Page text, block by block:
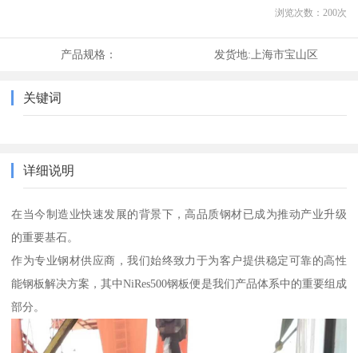
浏览次数： 200次
产品规格： 发货地: 上海市宝山区
关键词
详细说明
在当今制造业快速发展的背景下，高品质钢材已成为推动产业升级
的重要基石。
作为专业钢材供应商，我们始终致力于为客户提供稳定可靠的高性
能钢板解决方案，其中NiRes500钢板便是我们产品体系中的重要组成
部分。